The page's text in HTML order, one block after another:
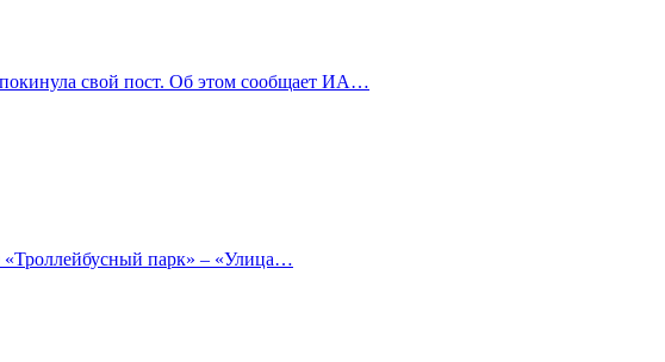
свой пост. Об этом сообщает ИА…
«Троллейбусный парк» – «Улица…